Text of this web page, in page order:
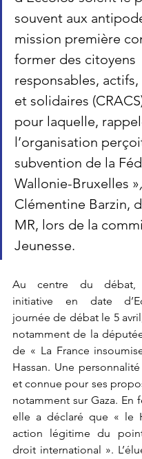
souvent aux
mission première
former des citoyens
responsables,
et solidaires
pour laquelle,
l’organisation
subvention de la
Wallonie-Bruxelles »,
Clémentine Barzin,
MR, lors de la
Jeunesse.
Au centre du débat,
initiative en date
journée de débat le 5
notamment de la
de « La France
Hassan. Une
et connue pour ses
notamment sur Gaza. En
elle a déclaré que « le
action légitime du
droit international ».